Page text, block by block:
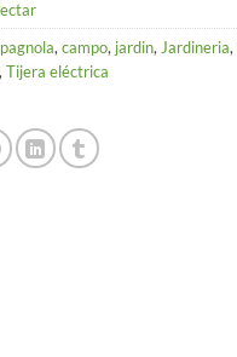
, campo, jardin, Jardineria,
Tijera eléctrica